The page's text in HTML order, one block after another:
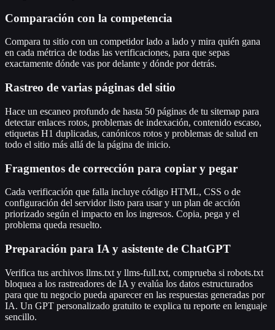
Comparación con la competencia
Compara tu sitio con un competidor lado a lado y mira quién gana
en cada métrica de todas las verificaciones, para que sepas
exactamente dónde vas por delante y dónde por detrás.
Rastreo de varias páginas del sitio
Hace un escaneo profundo de hasta 50 páginas de tu sitemap para
detectar enlaces rotos, problemas de indexación, contenido escaso,
etiquetas H1 duplicadas, canónicos rotos y problemas de salud en
todo el sitio más allá de la página de inicio.
Fragmentos de corrección para copiar y pegar
Cada verificación que falla incluye código HTML, CSS o de
configuración del servidor listo para usar y un plan de acción
priorizado según el impacto en los ingresos. Copia, pega y el
problema queda resuelto.
Preparación para IA y asistente de ChatGPT
Verifica tus archivos llms.txt y llms-full.txt, comprueba si robots.txt
bloquea a los rastreadores de IA y evalúa los datos estructurados
para que tu negocio pueda aparecer en las respuestas generadas por
IA. Un GPT personalizado gratuito te explica tu reporte en lenguaje
sencillo.